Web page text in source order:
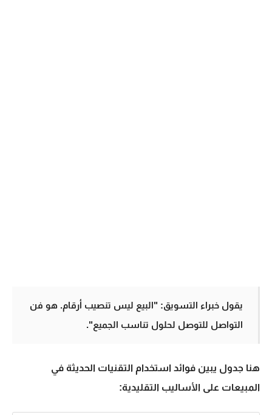
يقول خبراء التسويق: "البيع ليس تنصيب أرقام. هو فن
التواصل للتوصل لحلول تناسب الجميع".
هنا جدول يبين فوائد استخدام التقنيات الحديثة في
المبيعات على الأساليب التقليدية: